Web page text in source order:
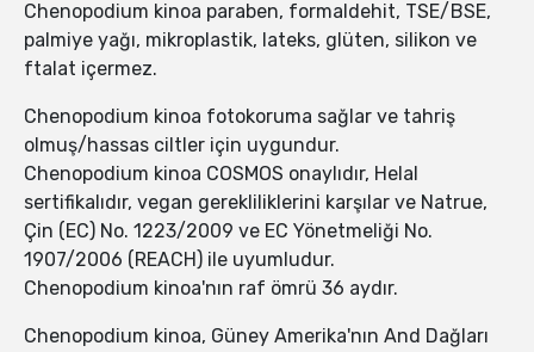
Chenopodium kinoa paraben, formaldehit, TSE/BSE,
palmiye yağı, mikroplastik, lateks, glüten, silikon ve
ftalat içermez.
Chenopodium kinoa fotokoruma sağlar ve tahriş
olmuş/hassas ciltler için uygundur.
Chenopodium kinoa COSMOS onaylıdır, Helal
sertifikalıdır, vegan gerekliliklerini karşılar ve Natrue,
Çin (EC) No. 1223/2009 ve EC Yönetmeliği No.
1907/2006 (REACH) ile uyumludur.
Chenopodium kinoa'nın raf ömrü 36 aydır.
Chenopodium kinoa, Güney Amerika'nın And Dağları